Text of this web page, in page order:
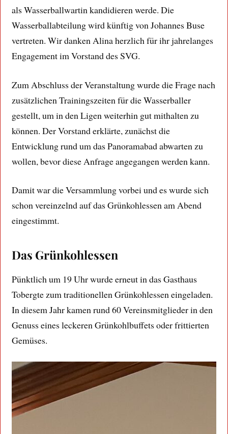
als Wasserballwartin kandidieren werde. Die
Wasserballabteilung wird künftig von Johannes Buse
vertreten. Wir danken Alina herzlich für ihr jahrelanges
Engagement im Vorstand des SVG.
Zum Abschluss der Veranstaltung wurde die Frage nach
zusätzlichen Trainingszeiten für die Wasserballer
gestellt, um in den Ligen weiterhin gut mithalten zu
können. Der Vorstand erklärte, zunächst die
Entwicklung rund um das Panoramabad abwarten zu
wollen, bevor diese Anfrage angegangen werden kann.
Damit war die Versammlung vorbei und es wurde sich
schon vereinzelnd auf das Grünkohlessen am Abend
eingestimmt.
Das Grünkohlessen
Pünktlich um 19 Uhr wurde erneut in das Gasthaus
Tobergte zum traditionellen Grünkohlessen eingeladen.
In diesem Jahr kamen rund 60 Vereinsmitglieder in den
Genuss eines leckeren Grünkohlbuffets oder frittierten
Gemüses.